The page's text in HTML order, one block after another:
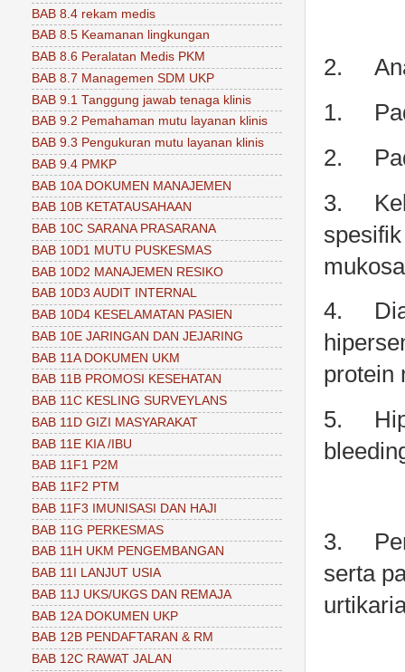
2.
1.
2.
3.
4.
protein
5.
3.
serta
BAB 8.4 rekam medis
BAB 8.5 Keamanan lingkungan
BAB 8.6 Peralatan Medis PKM
BAB 8.7 Managemen SDM UKP
BAB 9.1 Tanggung jawab tenaga klinis
BAB 9.2 Pemahaman mutu layanan klinis
BAB 9.3 Pengukuran mutu layanan klinis
BAB 9.4 PMKP
BAB 10A DOKUMEN MANAJEMEN
BAB 10B KETATAUSAHAAN
BAB 10C SARANA PRASARANA
BAB 10D1 MUTU PUSKESMAS
BAB 10D2 MANAJEMEN RESIKO
BAB 10D3 AUDIT INTERNAL
BAB 10D4 KESELAMATAN PASIEN
BAB 10E JARINGAN DAN JEJARING
BAB 11A DOKUMEN UKM
BAB 11B PROMOSI KESEHATAN
BAB 11C KESLING SURVEYLANS
BAB 11D GIZI MASYARAKAT
BAB 11E KIA /IBU
BAB 11F1 P2M
BAB 11F2 PTM
BAB 11F3 IMUNISASI DAN HAJI
BAB 11G PERKESMAS
BAB 11H UKM PENGEMBANGAN
BAB 11I LANJUT USIA
BAB 11J UKS/UKGS DAN REMAJA
BAB 12A DOKUMEN UKP
BAB 12B PENDAFTARAN & RM
BAB 12C RAWAT JALAN